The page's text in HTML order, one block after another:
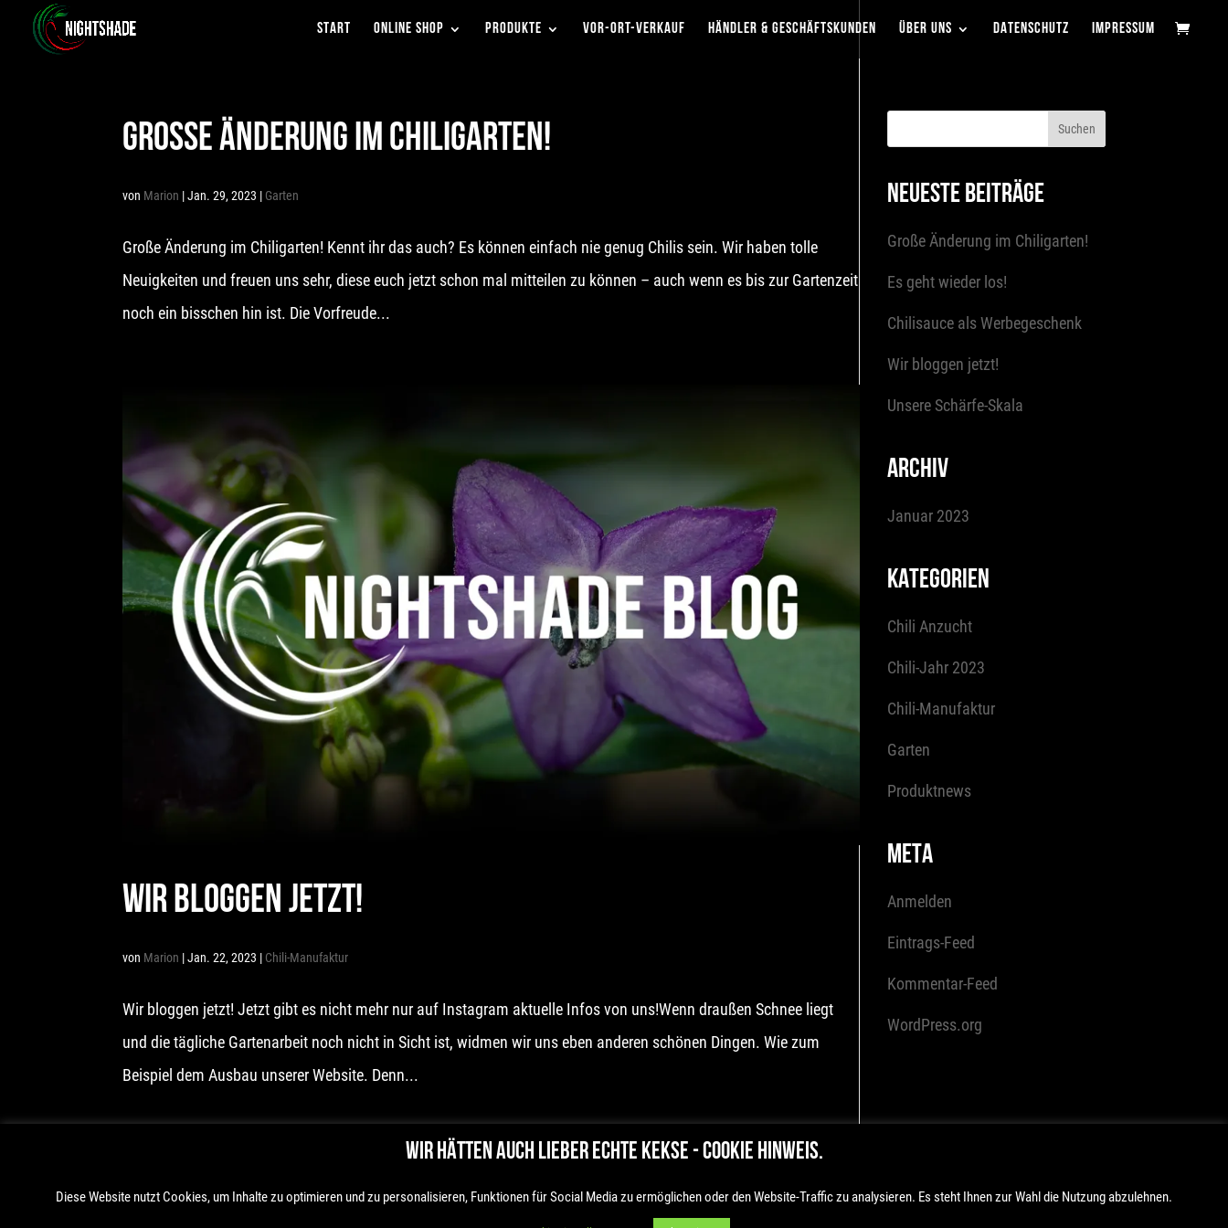
START ONLINE SHOP PRODUKTE VOR-ORT-VERKAUF HÄNDLER & GESCHÄFTSKUNDEN ÜBER UNS DATENSCHUTZ IMPRESSUM
GROSSE ÄNDERUNG IM CHILIGARTEN!
von Marion |Jan. 29, 2023 | Garten
Große Änderung im Chiligarten! Kennt ihr das auch? Es können einfach nie genug Chilis sein. Wir haben tolle
Neuigkeiten und freuen uns sehr, diese euch jetzt schon mal mitteilen zu können – auch wenn es bis zur Gartenzeit
noch ein bisschen hin ist. Die Vorfreude...
WIR BLOGGEN JETZT!
von Marion |Jan. 22, 2023 | Chili-Manufaktur
Wir bloggen jetzt! Jetzt gibt es nicht mehr nur auf Instagram aktuelle Infos von uns!Wenn draußen Schnee liegt
und die tägliche Gartenarbeit noch nicht in Sicht ist, widmen wir uns eben anderen schönen Dingen. Wie zum
Beispiel dem Ausbau unserer Website. Denn...
NEUESTE BEITRÄGE
Große Änderung im Chiligarten!
Es geht wieder los!
Chilisauce als Werbegeschenk
Wir bloggen jetzt!
Unsere Schärfe-Skala
ARCHIV
Januar 2023
KATEGORIEN
Chili Anzucht
Chili-Jahr 2023
Chili-Manufaktur
Garten
Produktnews
META
Anmelden
Eintrags-Feed
Kommentar-Feed
WordPress.org
IMPRESSUM | DATENSCHUTZ | AGB |WEBSITE CREATED BY MARION HENNEBERGER
WIR HÄTTEN AUCH LIEBER ECHTE KEKSE - COOKIE HINWEIS.
Diese Website nutzt Cookies, um Inhalte zu optimieren und zu personalisieren, Funktionen für Social Media zu ermöglichen oder den Website-Traffic zu analysieren. Es steht Ihnen zur Wahl die Nutzung abzulehnen.